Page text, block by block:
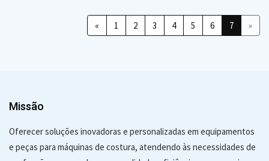
« 1 2 3 4 5 6 7 »
Missão
Oferecer soluções inovadoras e personalizadas em equipamentos
e peças para máquinas de costura, atendendo às necessidades de